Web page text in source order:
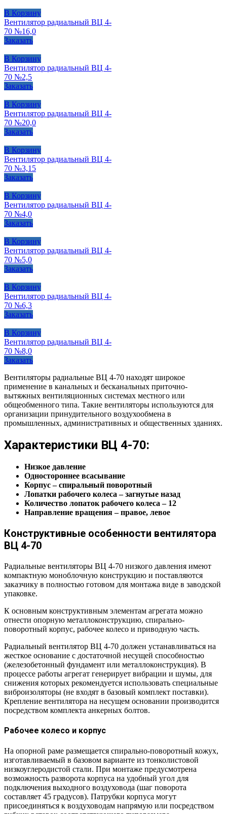
В Корзину
Вентилятор радиальный ВЦ 4-
70 №16,0
Заказать
В Корзину
Вентилятор радиальный ВЦ 4-
70 №2,5
Заказать
В Корзину
Вентилятор радиальный ВЦ 4-
70 №20,0
Заказать
В Корзину
Вентилятор радиальный ВЦ 4-
70 №3,15
Заказать
В Корзину
Вентилятор радиальный ВЦ 4-
70 №4,0
Заказать
В Корзину
Вентилятор радиальный ВЦ 4-
70 №5,0
Заказать
В Корзину
Вентилятор радиальный ВЦ 4-
70 №6,3
Заказать
В Корзину
Вентилятор радиальный ВЦ 4-
70 №8,0
Заказать
Вентиляторы радиальные ВЦ 4-70 находят широкое
применение в канальных и бесканальных приточно-
вытяжных вентиляционных системах местного или
общеобменного типа. Такие вентиляторы используются для
организации принудительного воздухообмена в
промышленных, административных и общественных зданиях.
Характеристики ВЦ 4-70:
Низкое давление
Одностороннее всасывание
Корпус – спиральный поворотный
Лопатки рабочего колеса – загнутые назад
Количество лопаток рабочего колеса – 12
Направление вращения – правое, левое
Конструктивные особенности вентилятора
ВЦ 4-70
Радиальные вентиляторы ВЦ 4-70 низкого давления имеют
компактную моноблочную конструкцию и поставляются
заказчику в полностью готовом для монтажа виде в заводской
упаковке.
К основным конструктивным элементам агрегата можно
отнести опорную металлоконструкцию, спирально-
поворотный корпус, рабочее колесо и приводную часть.
Радиальный вентилятор ВЦ 4-70 должен устанавливаться на
жесткое основание с достаточной несущей способностью
(железобетонный фундамент или металлоконструкция). В
процессе работы агрегат генерирует вибрации и шумы, для
снижения которых рекомендуется использовать специальные
виброизоляторы (не входят в базовый комплект поставки).
Крепление вентилятора на несущем основании производится
посредством комплекта анкерных болтов.
Рабочее колесо и корпус
На опорной раме размещается спирально-поворотный кожух,
изготавливаемый в базовом варианте из тонколистовой
низкоуглеродистой стали. При монтаже предусмотрена
возможность разворота корпуса на удобный угол для
подключения выходного воздуховода (шаг поворота
составляет 45 градусов). Патрубки корпуса могут
присоединяться к воздуховодам напрямую или посредством